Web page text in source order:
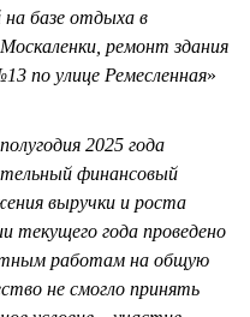
базе отдыха в
ремонт здания
по улице Ремесленная»
2025 года
финансовый
выручки и роста
текущего года проведено
работам на общую
не смогло принять